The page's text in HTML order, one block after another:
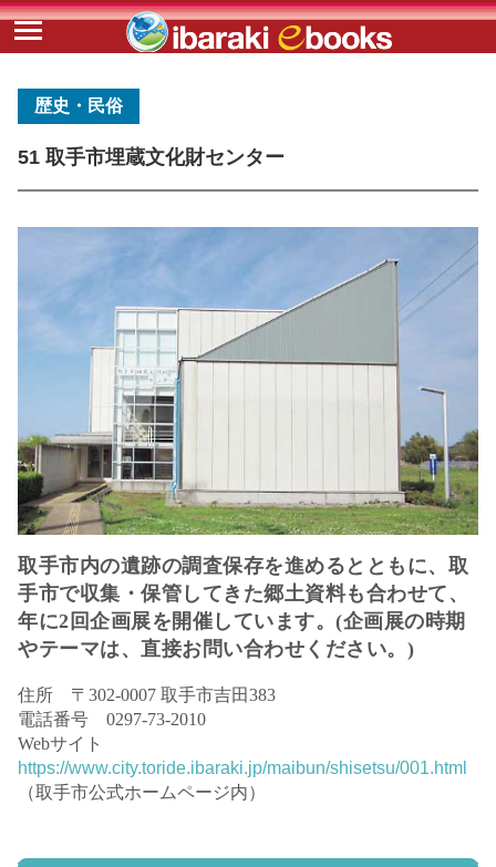
歴史・民俗
51 取手市埋蔵文化財センター
取手市内の遺跡の調査保存を進めるとともに、取
手市で収集・保管してきた郷土資料も合わせて、
年に2回企画展を開催しています。(企画展の時期
やテーマは、直接お問い合わせください。)
住所 〒302-0007 取手市吉田383
電話番号 0297-73-2010
Webサイト
https://www.city.toride.ibaraki.jp/maibun/shisetsu/001.html
（取手市公式ホームページ内）